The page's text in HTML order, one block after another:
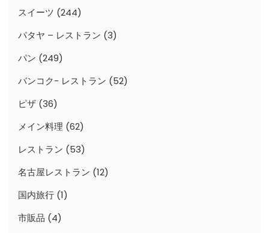
スイーツ (244)
パタヤ – レストラン (3)
パン (249)
バンコク- レストラン (52)
ピザ (36)
メイン料理 (62)
レストラン (53)
名古屋レストラン (12)
国内旅行 (1)
市販品 (4)